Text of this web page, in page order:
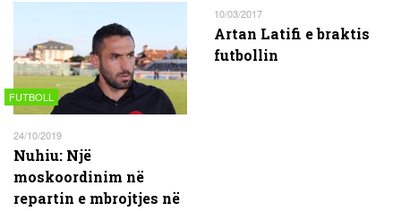
FUTBOLL
24/10/2019
Nuhiu: Një
moskoordinim në
repartin e mbrojtjes në
10/03/2017
Artan Latifi e braktis
futbollin